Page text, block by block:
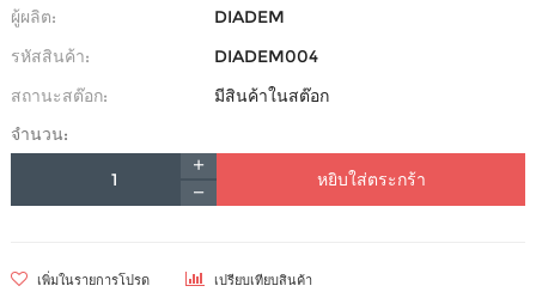
ผู้ผลิต:
DIADEM
รหัสสินค้า:
DIADEM004
สถานะสต๊อก:
มีสินค้าในสต๊อก
จำนวน:
หยิบใส่ตระกร้า
เพิ่มในรายการโปรด เปรียบเทียบสินค้า